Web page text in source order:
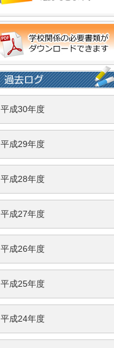
平成30年度
平成29年度
平成28年度
平成27年度
平成26年度
平成25年度
平成24年度